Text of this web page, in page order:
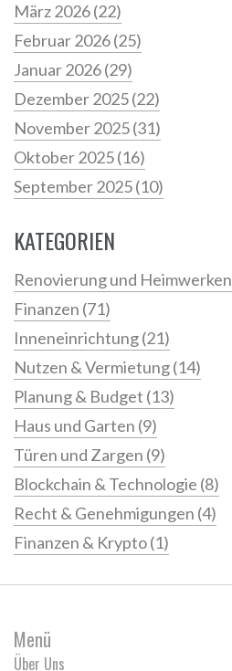
März 2026(22)
Februar 2026(25)
Januar 2026(29)
Dezember 2025(22)
November 2025(31)
Oktober 2025(16)
September 2025(10)
KATEGORIEN
Renovierung und Heimwerken
Finanzen (71)
Inneneinrichtung(21)
Nutzen & Vermietung(14)
Planung & Budget (13)
Haus und Garten (9)
Türen und Zargen (9)
Blockchain & Technologie (8)
Recht & Genehmigungen (4)
Finanzen & Krypto(1)
Menü
Über Uns